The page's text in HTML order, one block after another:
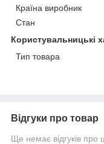
Країна виробник
Стан
Користувальницькі
Тип товара
Відгуки про товар
Ще немає відгуків про